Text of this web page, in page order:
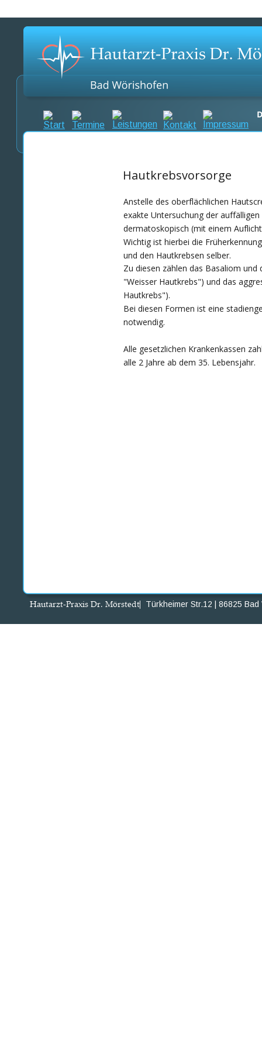
Hautarzt-Praxis Dr. Mörstedt | Türkheimer Str.12 | 86825
Anstelle des oberflächlichen
exakte Untersuchung der
dermatoskopisch (mit einem
Wichtig ist hierbei die
und den Hautkrebsen selber.
Zu diesen zählen das Basaliom
"Weisser Hautkrebs") und das
Hautkrebs").
Bei diesen Formen ist eine
notwendig.
Alle gesetzlichen Krankenkassen
alle 2 Jahre ab dem 35. Lebensjahr.
Hautkrebsvorsorge